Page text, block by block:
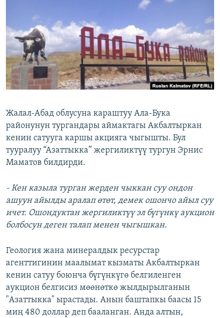
ЭЖЕ-СИҢДИЛЕР
АЗАТТЫК+
ЫҢГАЙСЫЗ СУРООЛОР
ОНЛАЙН ШЕРИНЕ
ЭЕ/АРнун бардык сайттары
Жалал-Абад облусуна караштуу Ала-Бука
районунун тургандары аймактагы Акбалтыркан
кенин сатууга каршы акцияга чыгышты. Бул
тууралуу “Азаттыкка” жергиликтүү тургун Эрнис
Маматов билдирди.
- Кен казыла турган жерден чыккан суу ондон
ашуун айылды аралап өтөт, демек ошончо айыл суу
ичет. Ошондуктан жергиликтүү эл бүгүнкү аукцион
болбосун деген талап менен чыгышкан.
Геология жана минералдык ресурстар
агенттигинин маалымат кызматы Акбалтыркан
кенин сатуу боюнча бүгүнкүгө белгиленген
аукцион белгисиз мөөнөткө жылдырылганын
"Азаттыкка" ырастады. Анын баштапкы баасы 15
миң 480 доллар деп бааланган. Анда алтын,